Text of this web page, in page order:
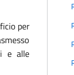
per
e alle